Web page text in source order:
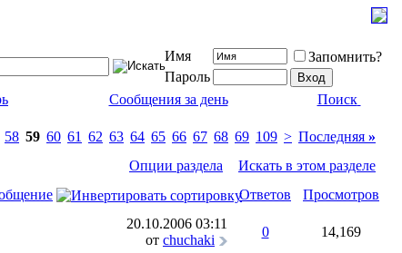
Имя
Запомнить?
Пароль
Сообщения за день Поиск
58 59 60 61 62 63 64 65 66 67 68 69 109 > Последняя »
Опции раздела
Искать в этом разделе
Ответов
Просмотров
20.10.2006 03:11
от chuchaki
0 14,169